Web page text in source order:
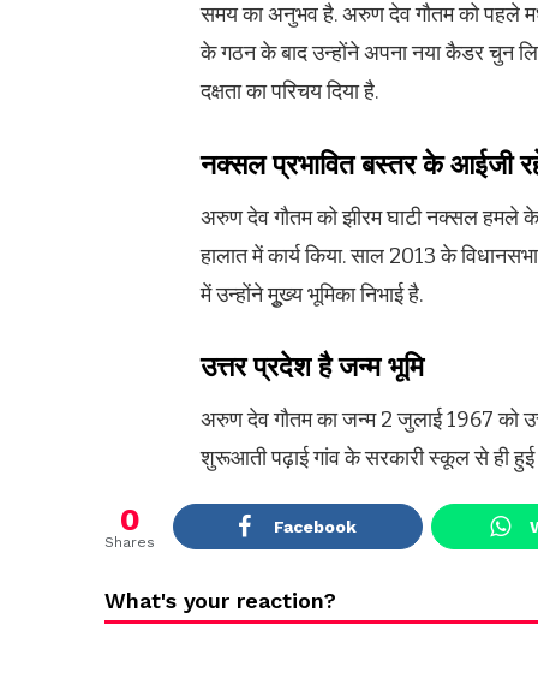
समय का अनुभव है. अरुण देव गौतम को पहले
के गठन के बाद उन्‍होंने अपना नया कैडर चुन
दक्षता का परिचय दिया है.
नक्सल प्रभावित बस्‍तर के आईजी
अरुण देव गौतम को झीरम घाटी नक्सल हमले के
हालात में कार्य किया. साल 2013 के
में उन्‍हाेंने मुूख्‍य भूमिका निभाई है.
उत्तर प्रदेश है जन्‍म भूमि
अरुण देव गौतम का जन्म 2 जुलाई 1967 को
शुरूआती पढ़ाई गांव के सरकारी स्‍कूल से ही हुई
0
Shares
Facebook
What's your reaction?